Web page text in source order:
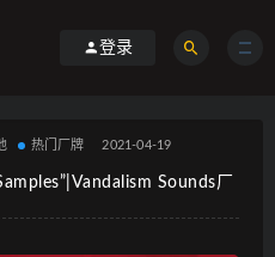
登录
热门厂牌 2021-04-19
Sounds厂